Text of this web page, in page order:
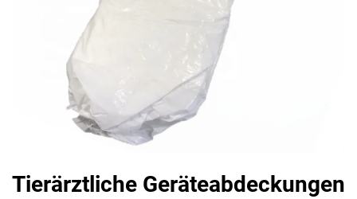
Tierärztliche Geräteabdeckungen